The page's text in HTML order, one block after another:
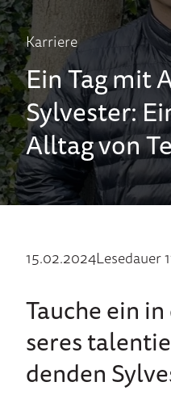
Karriere
Ein Tag mit
Sylvester:
Alltag von
15.02.2024Lesedauer
Tauche ein
seres
den­den